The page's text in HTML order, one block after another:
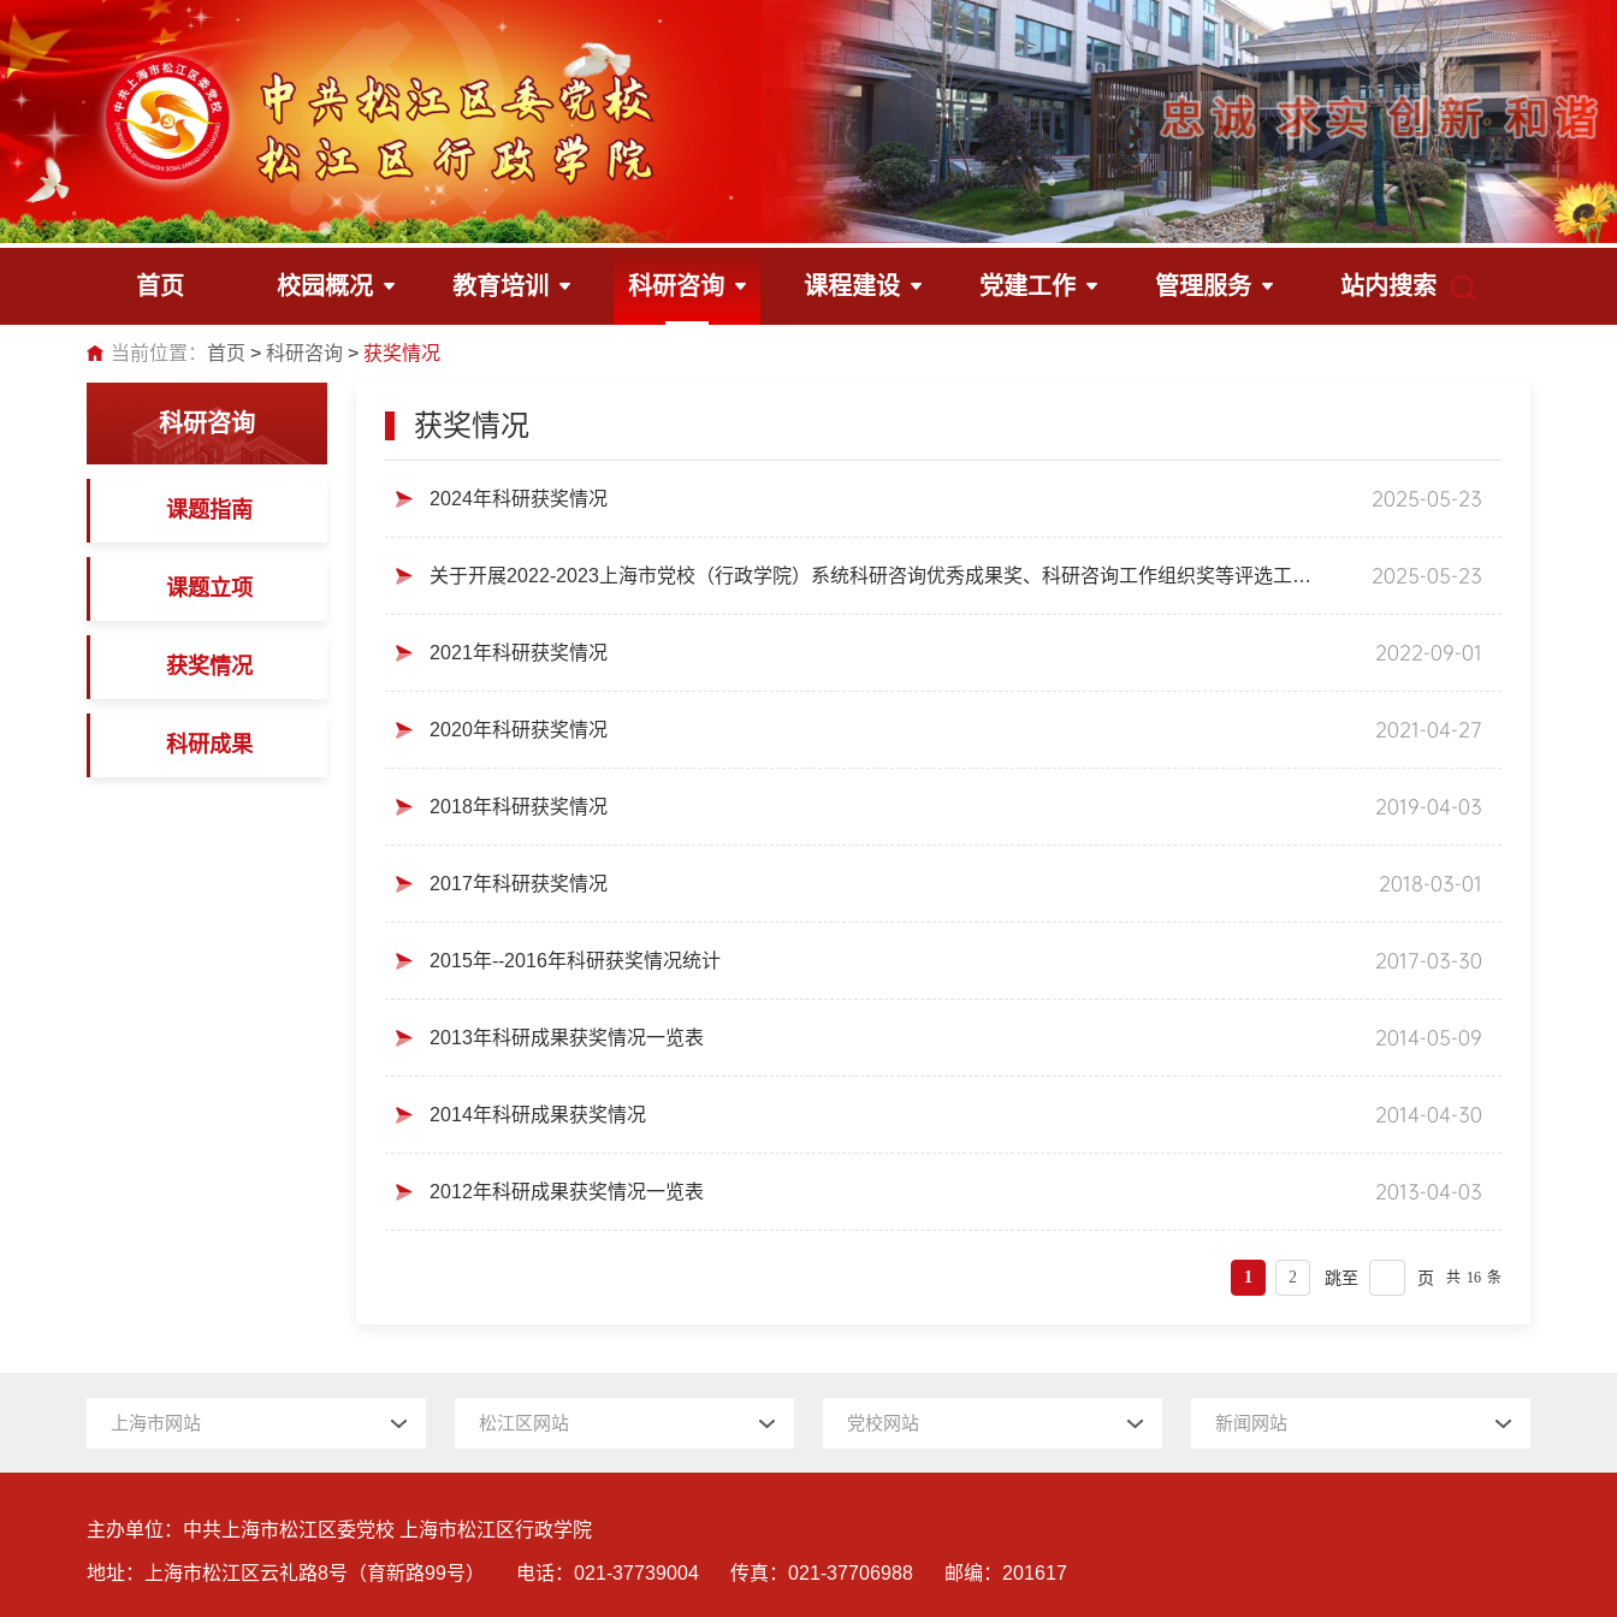
首页 校园概况 教育培训 科研咨询 课程建设 党建工作 管理服务 站内搜索
当前位置： 首页 科研咨询 获奖情况
科研咨询
课题指南
课题立项
获奖情况
科研成果
获奖情况
2024年科研获奖情况 2025-05-23
关于开展2022-2023上海市党校（行政学院）系统科研咨询优秀成果奖、科研咨询工作组织奖等评选工作的通知 2025-05-23
2021年科研获奖情况 2022-09-01
2020年科研获奖情况 2021-04-27
2018年科研获奖情况 2019-04-03
2017年科研获奖情况 2018-03-01
2015年--2016年科研获奖情况统计 2017-03-30
2013年科研成果获奖情况一览表 2014-05-09
2014年科研成果获奖情况 2014-04-30
2012年科研成果获奖情况一览表 2013-04-03
1 2 共 16 条
上海市网站 松江区网站 党校网站 新闻网站
主办单位：中共上海市松江区委党校 上海市松江区行政学院
地址：上海市松江区云礼路8号（育新路99号） 电话：021-37739004 传真：021-37706988 邮编：201617